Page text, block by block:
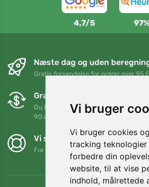
Vi bruger
Vi bruger cookies
tracking
forbedre din
website, til at vise
indhold, målrettede
4,7/5
Næste dag og uden
Gratis forsendelse for ordrer over 95
Gratis ombytning og
Du kan returnere eller bytte din ordre
90 dage
Vi støtter Trees.org
For hver ordre planter vi et træ! Læs